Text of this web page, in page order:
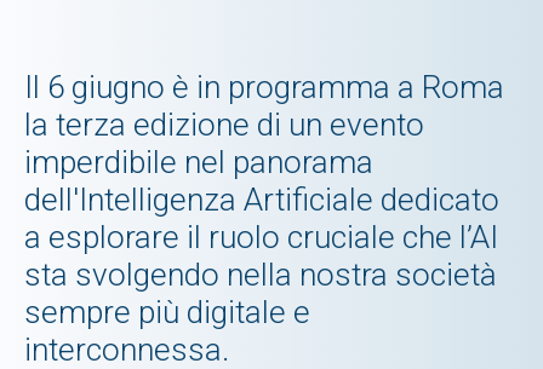
Il 6 giugno è in programma a Roma
la terza edizione di un evento
imperdibile nel panorama
dell'Intelligenza Artificiale dedicato
a esplorare il ruolo cruciale che l’AI
sta svolgendo nella nostra società
sempre più digitale e
interconnessa.